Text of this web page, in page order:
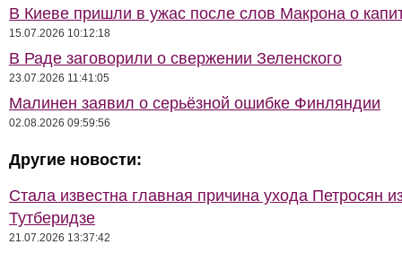
В Киеве пришли в ужас после слов Макрона о
15.07.2026 10:12:18
В Раде заговорили о свержении Зеленского
23.07.2026 11:41:05
Малинен заявил о серьёзной ошибке Финляндии
02.08.2026 09:59:56
Другие новости:
Стала известна главная причина ухода Петросян
Тутберидзе
21.07.2026 13:37:42